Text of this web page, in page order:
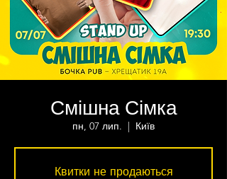
Смішна Сімка
пн, 07 лип.
  |
Київ
Квитки не продаються